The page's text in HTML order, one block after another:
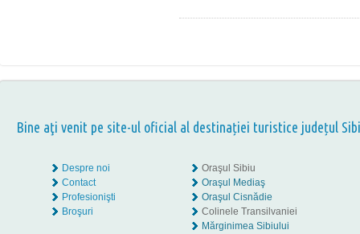
Bine aţi venit pe site-ul oficial al destinației turistice județul
Despre noi
Contact
Profesionişti
Broşuri
Oraşul Sibiu
Oraşul Mediaş
Oraşul Cisnădie
Colinele Transilvaniei
Mărginimea Sibiului